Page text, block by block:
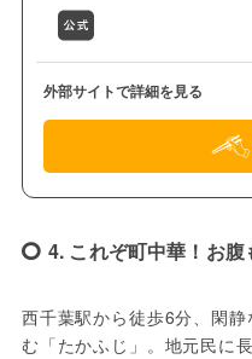
外部サイトで詳細を見る
4. これぞ町中華！お腹
西千葉駅から徒歩6分、閑
む「たかふじ」。地元民に